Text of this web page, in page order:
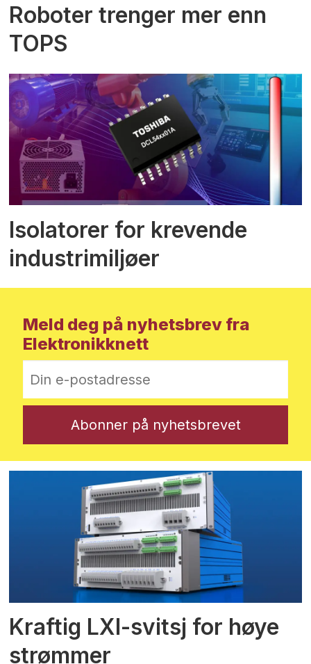
Roboter trenger mer enn
TOPS
Isolatorer for krevende
industrimiljøer
Meld deg på nyhetsbrev fra
Elektronikknett
Kraftig LXI-svitsj for høye
strømmer